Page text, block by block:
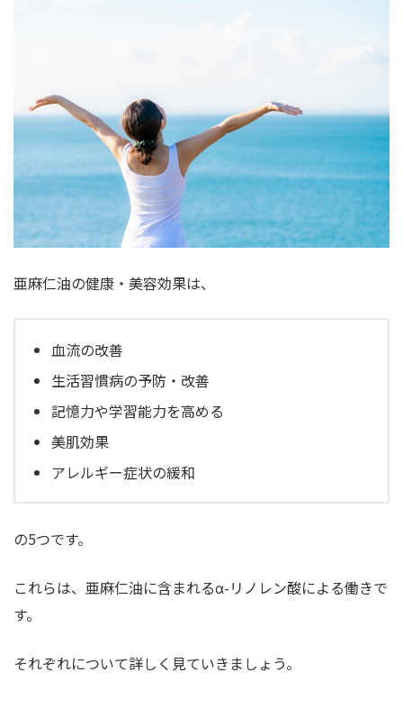
亜麻仁油の健康・美容効果は、
血流の改善
生活習慣病の予防・改善
記憶力や学習能力を高める
美肌効果
アレルギー症状の緩和
の5つです。
これらは、亜麻仁油に含まれるα-リノレン酸による働きで
す。
それぞれについて詳しく見ていきましょう。